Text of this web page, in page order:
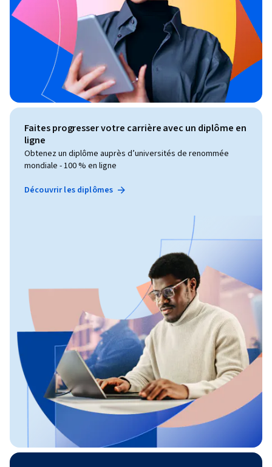
Faites progresser votre carrière avec un diplôme en
ligne
Obtenez un diplôme auprès d’universités de renommée
mondiale - 100 % en ligne
Découvrir les diplômes